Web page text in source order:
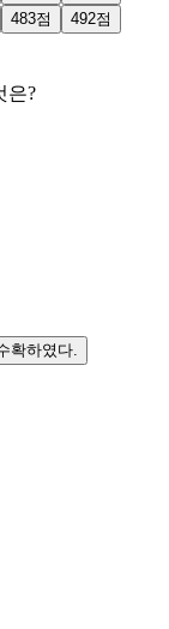
483점 492점
은?
확하였다.